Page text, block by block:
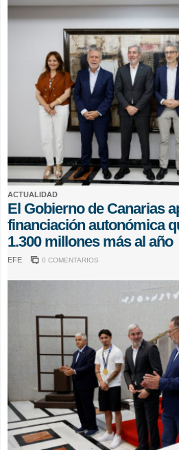
ACTUALIDAD
El Gobierno de Canarias
financiación autonómica
1.300 millones más al año
EFE 0 COMENTARIOS